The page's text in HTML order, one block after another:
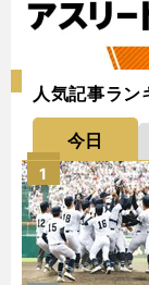
人気記事ラン
今日
1